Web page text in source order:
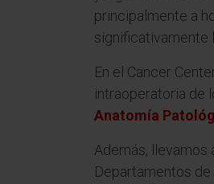
principalmente a
significativamente
En el Cancer
intraoperatoria de
Anatomía
Además,
Departamentos